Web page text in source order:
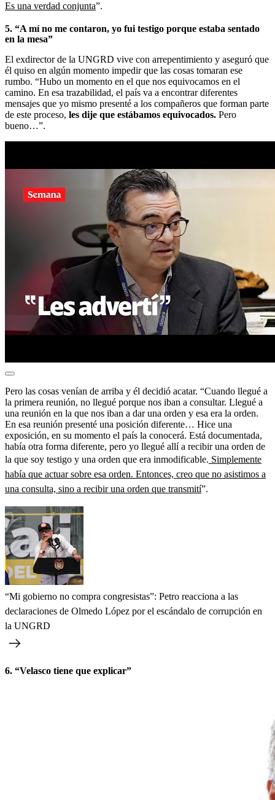
Es una verdad conjunta”.
5. “A mí no me contaron, yo fui testigo porque estaba sentado
en la mesa”
El exdirector de la UNGRD vive con arrepentimiento y aseguró que
él quiso en algún momento impedir que las cosas tomaran ese
rumbo. “Hubo un momento en el que nos equivocamos en el
camino. En esa trazabilidad, el país va a encontrar diferentes
mensajes que yo mismo presenté a los compañeros que forman parte
de este proceso, les dije que estábamos equivocados. Pero
bueno…”.
Pero las cosas venían de arriba y él decidió acatar. “Cuando llegué a
la primera reunión, no llegué porque nos iban a consultar. Llegué a
una reunión en la que nos iban a dar una orden y esa era la orden.
En esa reunión presenté una posición diferente… Hice una
exposición, en su momento el país la conocerá. Está documentada,
había otra forma diferente, pero yo llegué allí a recibir una orden de
la que soy testigo y una orden que era inmodificable. Simplemente
había que actuar sobre esa orden. Entonces, creo que no asistimos a
una consulta, sino a recibir una orden que transmití”.
“Mi gobierno no compra congresistas”: Petro reacciona a las
declaraciones de Olmedo López por el escándalo de corrupción en
la UNGRD
6. “Velasco tiene que explicar”